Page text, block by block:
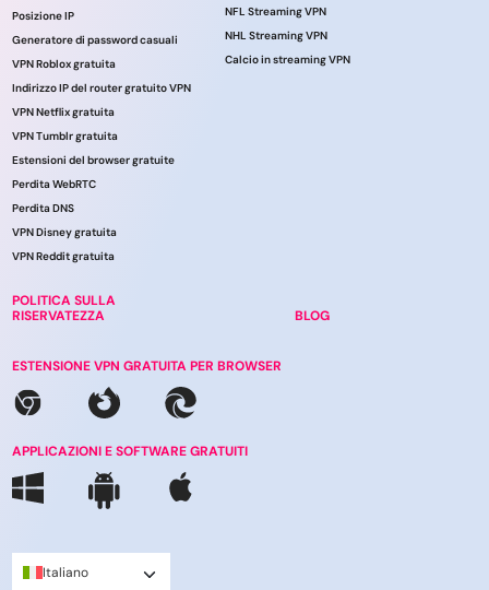
Posizione IP
Generatore di password casuali
VPN Roblox gratuita
Indirizzo IP del router gratuito VPN
VPN Netflix gratuita
VPN Tumblr gratuita
Estensioni del browser gratuite
Perdita WebRTC
Perdita DNS
VPN Disney gratuita
VPN Reddit gratuita
POLITICA SULLA
RISERVATEZZA
NFL Streaming VPN
NHL Streaming VPN
Calcio in streaming VPN
BLOG
ESTENSIONE VPN GRATUITA PER BROWSER
APPLICAZIONI E SOFTWARE GRATUITI
Italiano